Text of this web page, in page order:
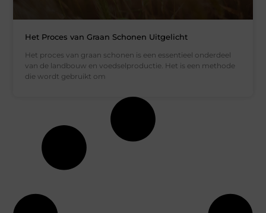
Het Proces van Graan Schonen Uitgelicht
Het proces van graan schonen is een essentieel onderdeel
van de landbouw en voedselproductie. Het is een methode
die wordt gebruikt om